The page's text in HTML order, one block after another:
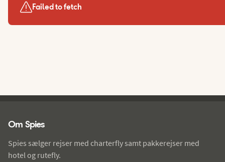
Failed to fetch
Om Spies
Spies sælger rejser med charterfly samt pakkerejser med
hotel og rutefly.